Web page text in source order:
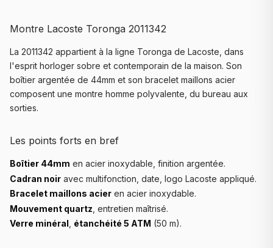
Montre Lacoste Toronga 2011342
La 2011342 appartient à la ligne Toronga de Lacoste, dans
l'esprit horloger sobre et contemporain de la maison. Son
boîtier argentée de 44mm et son bracelet maillons acier
composent une montre homme polyvalente, du bureau aux
sorties.
Les points forts en bref
Boîtier 44mm en acier inoxydable, finition argentée.
Cadran noir avec multifonction, date, logo Lacoste appliqué.
Bracelet maillons acier en acier inoxydable.
Mouvement quartz , entretien maîtrisé.
Verre minéral étanchéité 5 ATM (50 m).